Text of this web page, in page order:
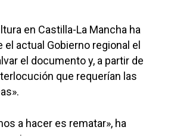
en Castilla-La Mancha ha
el actual Gobierno regional el
el documento y, a partir de
que requerían las
a hacer es rematar», ha